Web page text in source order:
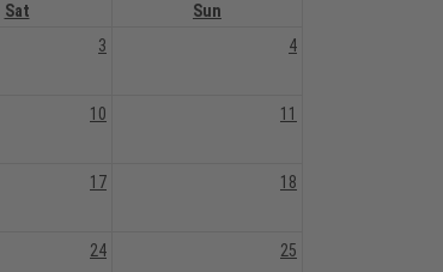
Sat
Sun
3 4
10 11
17 18
24 25